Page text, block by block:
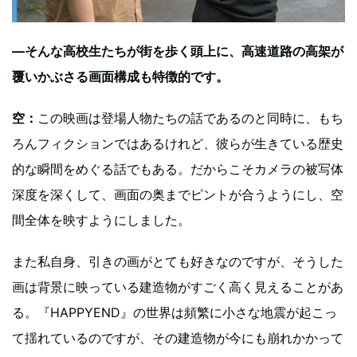
―そんな高校生たちが街を歩く頭上に、高速道路の高架が
覆いかぶさる画面構成も特徴的です。
空： この映画は登場人物たちの話であるのと同時に、もち
ろんフィクションではあるけれど、彼らが生きている歴史
的な瞬間をめぐる話でもある。だからこそカメラの被写体
深度を深くして、画面の奥までピントが合うようにし、空
間全体を映すようにしました。
また私自身、引きの画がとても好きなのですが、そうした
画は背景に映っている建造物がすごく高く見えることがあ
る。『HAPPYEND』の世界は頻繁に小さな地震が起こっ
て揺れているのですが、その建造物が今にも崩れかかって